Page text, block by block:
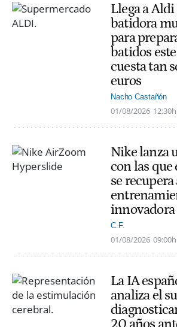
Llega a
batidora
para
batidos
cuesta tan
euros
Nacho Castañón
01/08/2026 12:30h
Nike lanza
con las
se recupera
C.F.
01/08/2026 09:00h
La IA
analiza el